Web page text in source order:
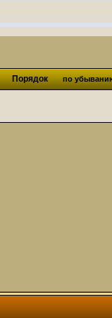
вариантов?
1-2 месяцев
перевод,
Порядок по